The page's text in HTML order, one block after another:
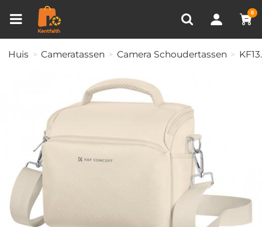
0
RECENT BEKEKEN
Huis Cameratassen Camera Schoudertassen